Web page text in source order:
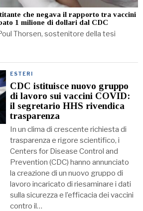
che negava il rapporto tra vaccini
1 milione di dollari dal CDC
Thorsen, sostenitore della tesi
ESTERI
CDC istituisce nuovo gruppo
di lavoro sui vaccini COVID:
il segretario HHS rivendica
trasparenza
In un clima di crescente richiesta di
trasparenza e rigore scientifico, i
Centers for Disease Control and
Prevention (CDC) hanno annunciato
la creazione di un nuovo gruppo di
lavoro incaricato di riesaminare i dati
sulla sicurezza e l’efficacia dei vaccini
contro il…